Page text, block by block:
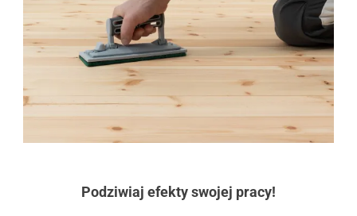
Podziwiaj efekty swojej pracy!